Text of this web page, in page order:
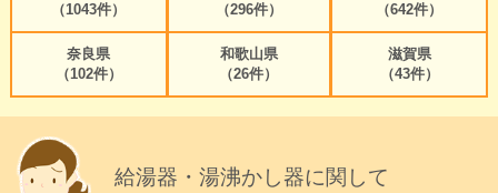
（1043件）
（296件）
（642件）
奈良県
（102件）
和歌山県
（26件）
滋賀県
（43件）
給湯器・湯沸かし器に関して